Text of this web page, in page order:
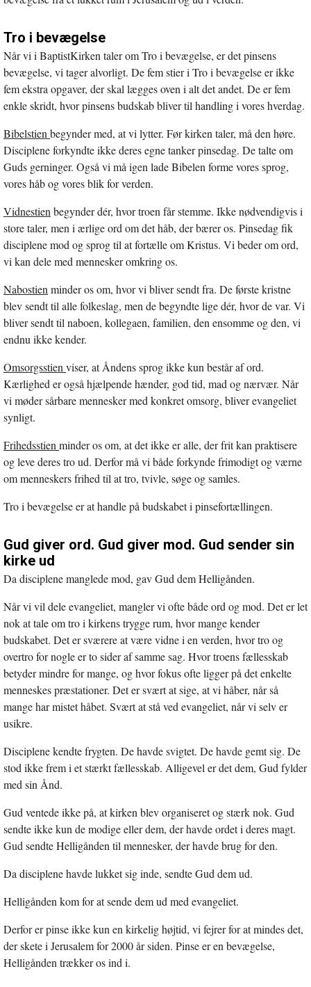
Tro i bevægelse
Når vi i BaptistKirken taler om Tro i bevægelse, er det pinsens
bevægelse, vi tager alvorligt. De fem stier i Tro i bevægelse er ikke
fem ekstra opgaver, der skal lægges oven i alt det andet. De er fem
enkle skridt, hvor pinsens budskab bliver til handling i vores hverdag.
Bibelstien begynder med, at vi lytter. Før kirken taler, må den høre.
Disciplene forkyndte ikke deres egne tanker pinsedag. De talte om
Guds gerninger. Også vi må igen lade Bibelen forme vores sprog,
vores håb og vores blik for verden.
Vidnestien begynder dér, hvor troen får stemme. Ikke nødvendigvis i
store taler, men i ærlige ord om det håb, der bærer os. Pinsedag fik
disciplene mod og sprog til at fortælle om Kristus. Vi beder om ord,
vi kan dele med mennesker omkring os.
Nabostien minder os om, hvor vi bliver sendt fra. De første kristne
blev sendt til alle folkeslag, men de begyndte lige dér, hvor de var. Vi
bliver sendt til naboen, kollegaen, familien, den ensomme og den, vi
endnu ikke kender.
Omsorgsstien viser, at Åndens sprog ikke kun består af ord.
Kærlighed er også hjælpende hænder, god tid, mad og nærvær. Når
vi møder sårbare mennesker med konkret omsorg, bliver evangeliet
synligt.
Frihedsstien minder os om, at det ikke er alle, der frit kan praktisere
og leve deres tro ud. Derfor må vi både forkynde frimodigt og værne
om menneskers frihed til at tro, tvivle, søge og samles.
Tro i bevægelse er at handle på budskabet i pinsefortællingen.
Gud giver ord. Gud giver mod. Gud sender sin
kirke ud
Da disciplene manglede mod, gav Gud dem Helligånden.
Når vi vil dele evangeliet, mangler vi ofte både ord og mod. Det er let
nok at tale om tro i kirkens trygge rum, hvor mange kender
budskabet. Det er sværere at være vidne i en verden, hvor tro og
overtro for nogle er to sider af samme sag. Hvor troens fællesskab
betyder mindre for mange, og hvor fokus ofte ligger på det enkelte
menneskes præstationer. Det er svært at sige, at vi håber, når så
mange har mistet håbet. Svært at stå ved evangeliet, når vi selv er
usikre.
Disciplene kendte frygten. De havde svigtet. De havde gemt sig. De
stod ikke frem i et stærkt fællesskab. Alligevel er det dem, Gud fylder
med sin Ånd.
Gud ventede ikke på, at kirken blev organiseret og stærk nok. Gud
sendte ikke kun de modige eller dem, der havde ordet i deres magt.
Gud sendte Helligånden til mennesker, der havde brug for den.
Da disciplene havde lukket sig inde, sendte Gud dem ud.
Helligånden kom for at sende dem ud med evangeliet.
Derfor er pinse ikke kun en kirkelig højtid, vi fejrer for at mindes det,
der skete i Jerusalem for 2000 år siden. Pinse er en bevægelse,
Helligånden trækker os ind i.